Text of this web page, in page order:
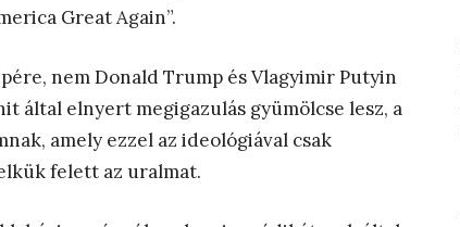
Great Again”.
nem Donald Trump és Vlagyimir Putyin
által elnyert megigazulás gyümölcse lesz, a
amely ezzel az ideológiával csak
felett az uralmat.